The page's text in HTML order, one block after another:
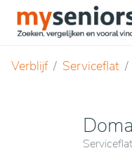
Verblijf Serviceflat